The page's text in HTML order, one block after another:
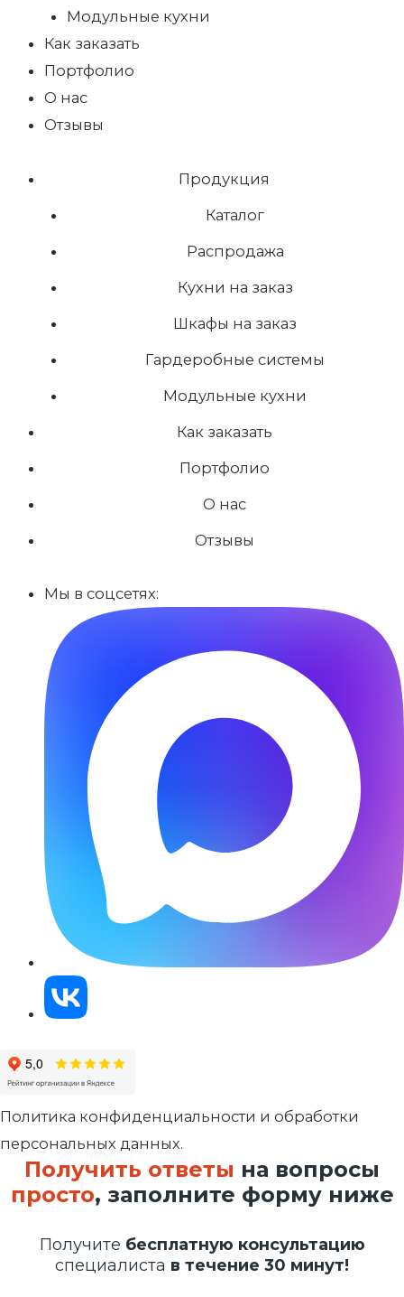
Модульные кухни
Как заказать
Портфолио
О нас
Отзывы
Продукция
Каталог
Распродажа
Кухни на заказ
Шкафы на заказ
Гардеробные системы
Модульные кухни
Как заказать
Портфолио
О нас
Отзывы
Мы в соцсетях:
Политика конфиденциальности и обработки
персональных данных.
Получить ответы на вопросы
просто, заполните форму ниже
Получите бесплатную консультацию
специалиста в течение 30 минут!